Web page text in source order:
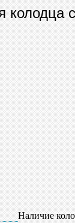
колодца
Наличие